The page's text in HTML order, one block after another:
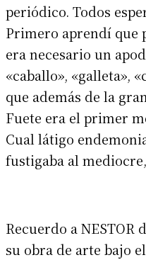
periódico. Todos
Primero aprendí que
era necesario un
«caballo», «galleta»,
que además de la
Fuete era el primer
Cual látigo
fustigaba al
Recuerdo a
su obra de arte bajo